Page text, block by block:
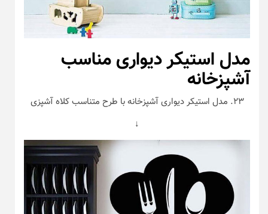
مدل استیکر دیواری مناسب
آشپزخانه
۲۳. مدل استیکر دیواری آشپزخانه با طرح متناسب کلاه آشپزی
↓